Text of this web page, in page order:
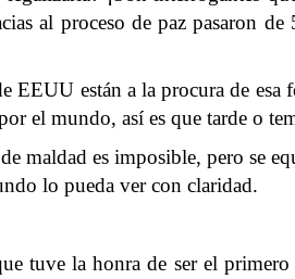
al proceso de paz pasaron
están a la procura de
el mundo, así es que tarde o
maldad es imposible, pero se
lo pueda ver con claridad.
tuve la honra de ser el